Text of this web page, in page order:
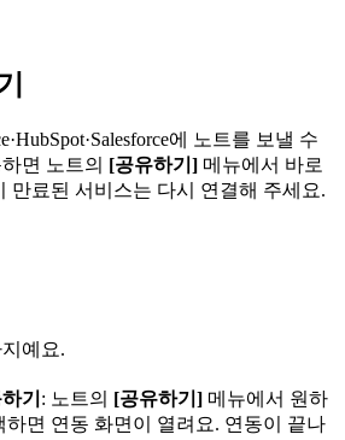
에 노트를 보낼 수
면 노트의 [공유하기] 메뉴에서 바로
만료된 서비스는 다시 연결해 주세요.
예요.
기 : 노트의 [공유하기] 메뉴에서 원하
하면 연동 화면이 열려요. 연동이 끝나